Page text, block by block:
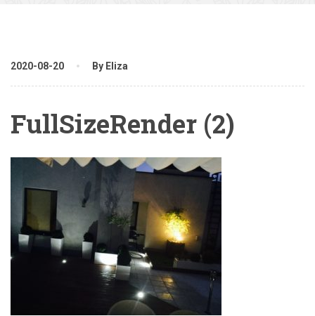
2020-08-20 By Eliza
FullSizeRender (2)